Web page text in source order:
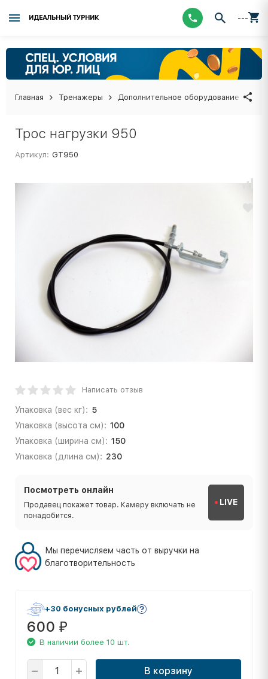
ИДЕАЛЬНЫЙ ТУРНИК ---
Главная Тренажеры Дополнительное оборудование
Трос нагрузки 950
Артикул: GT950
Написать отзыв
Упаковка (вес кг): 5
Упаковка (высота см): 100
Упаковка (ширина см): 150
Упаковка (длина см): 230
Посмотреть онлайн
Продавец покажет товар. Камеру включать не
понадобится.
LIVE
Мы перечисляем часть от выручки на
благотворительность
+30 бонусных рублей
600 ₽
В наличии более 10 шт.
В корзину